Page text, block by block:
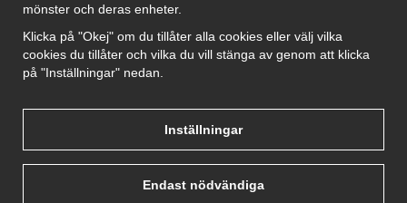
Hur beställer jag
Gör Det Själv Paket
Montera dragkrok
SUPPORT
Villkor
mönster och deras enheter.
Klicka på "Okej" om du tillåter alla cookies eller välj vilka
cookies du tillåter och vilka du vill stänga av genom att klicka
på "Inställningar" nedan.
Inställningar
Endast nödvändiga